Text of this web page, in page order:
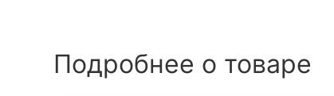
Подробнее о товаре